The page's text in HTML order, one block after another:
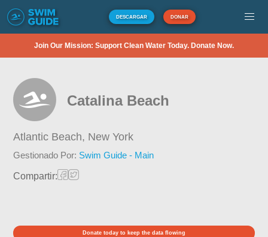
DESCARGAR DONAR
Join Our Mission: Support Clean Water Today. Donate Now.
Catalina Beach
Atlantic Beach, New York
Gestionado Por: Swim Guide - Main
Compartir:
Donate today to keep the data flowing